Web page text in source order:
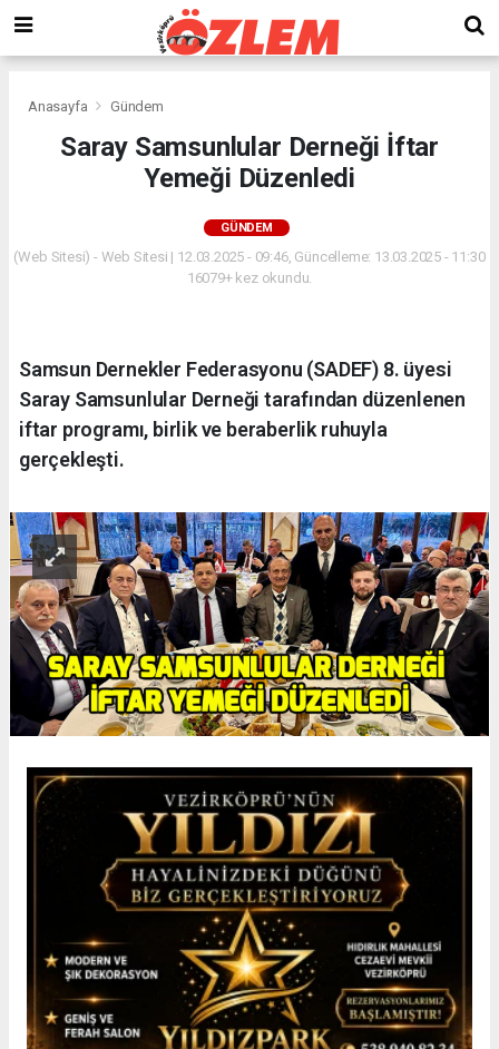
Anasayfa Gündem
Saray Samsunlular Derneği İftar
Yemeği Düzenledi
GÜNDEM
(Web Sitesi) - Web Sitesi | 12.03.2025 - 09:46, Güncelleme: 13.03.2025 - 11:30
16079+ kez okundu.
Samsun Dernekler Federasyonu (SADEF) 8. üyesi
Saray Samsunlular Derneği tarafından düzenlenen
iftar programı, birlik ve beraberlik ruhuyla
gerçekleşti.